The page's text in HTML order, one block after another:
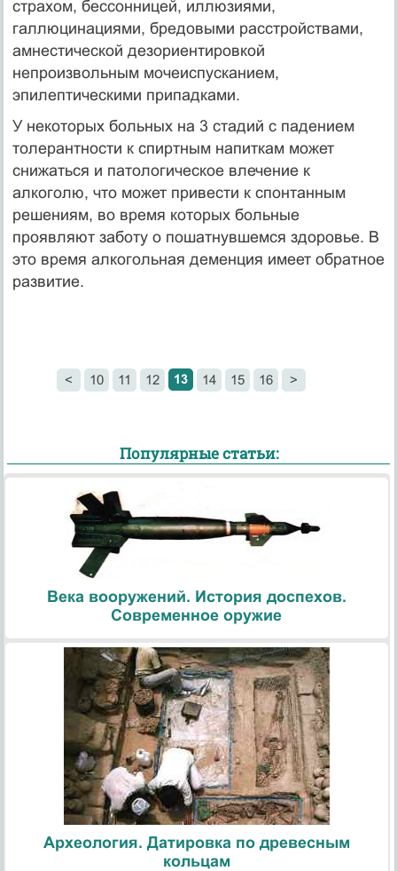
страхом, бессонницей, иллюзиями,
галлюцинациями, бредовыми расстройствами,
амнестической дезориентировкой
непроизвольным мочеиспусканием,
эпилептическими припадками.
У некоторых больных на 3 стадий с падением
толерантности к спиртным напиткам может
снижаться и патологическое влечение к
алкоголю, что может привести к спонтанным
решениям, во время которых больные
проявляют заботу о пошатнувшемся здоровье. В
это время алкогольная деменция имеет обратное
развитие.
< 10 11 12 13 14 15 16 >
Популярные статьи:
Века вооружений. История доспехов.
Современное оружие
Археология. Датировка по древесным
кольцам